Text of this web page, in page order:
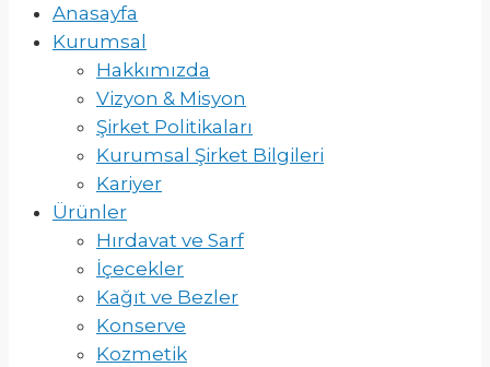
Anasayfa
Kurumsal
Hakkımızda
Vizyon & Misyon
Şirket Politikaları
Kurumsal Şirket Bilgileri
Kariyer
Ürünler
Hırdavat ve Sarf
İçecekler
Kağıt ve Bezler
Konserve
Kozmetik